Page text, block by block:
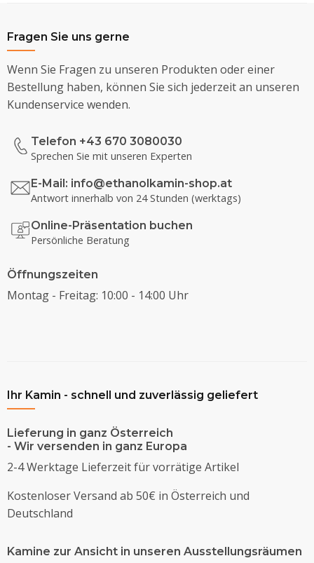
Fragen Sie uns gerne
Wenn Sie Fragen zu unseren Produkten oder einer
Bestellung haben, können Sie sich jederzeit an unseren
Kundenservice wenden.
Telefon +43 670 3080030
Sprechen Sie mit unseren Experten
E-Mail: info@ethanolkamin-shop.at
Antwort innerhalb von 24 Stunden (werktags)
Online-Präsentation buchen
Persönliche Beratung
Öffnungszeiten
Montag - Freitag: 10:00 - 14:00 Uhr
Ihr Kamin - schnell und zuverlässig geliefert
Lieferung in ganz Österreich
- Wir versenden in ganz Europa
2-4 Werktage Lieferzeit für vorrätige Artikel
Kostenloser Versand ab 50€ in Österreich und
Deutschland
Kamine zur Ansicht in unseren Ausstellungsräumen